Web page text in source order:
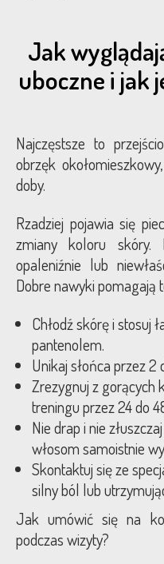
Jak
uboczne i jak
Najczęstsze to
obrzęk
doby.
Rzadziej pojawia się
zmiany koloru skóry.
opaleniźnie lub
Dobre nawyki pomagają
Chłodź skórę i stosuj
pantenolem.
Unikaj słońca przez 2
Zrezygnuj z gorących
treningu przez 24 do
Nie drap i nie
włosom samoistnie
Skontaktuj się ze
silny ból lub
Jak umówić się na
podczas wizyty?